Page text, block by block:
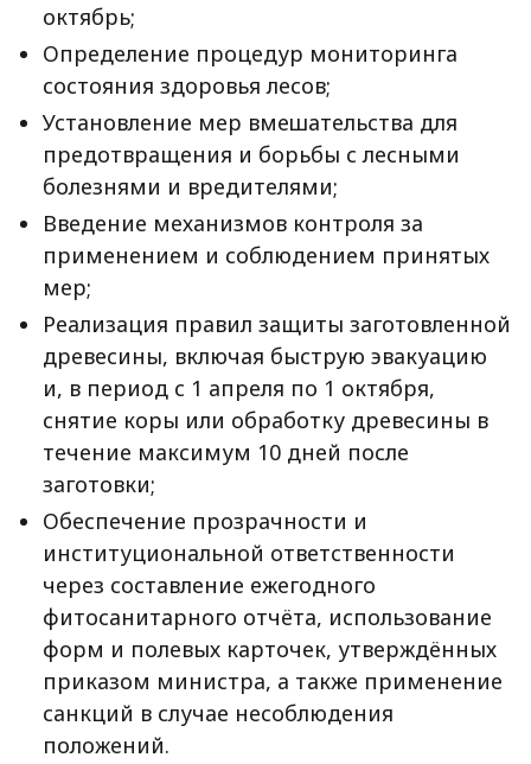
октябрь;
Определение процедур мониторинга
состояния здоровья лесов;
Установление мер вмешательства для
предотвращения и борьбы с лесными
болезнями и вредителями;
Введение механизмов контроля за
применением и соблюдением принятых
мер;
Реализация правил защиты заготовленной
древесины, включая быструю эвакуацию
и, в период с 1 апреля по 1 октября,
снятие коры или обработку древесины в
течение максимум 10 дней после
заготовки;
Обеспечение прозрачности и
институциональной ответственности
через составление ежегодного
фитосанитарного отчёта, использование
форм и полевых карточек, утверждённых
приказом министра, а также применение
санкций в случае несоблюдения
положений.